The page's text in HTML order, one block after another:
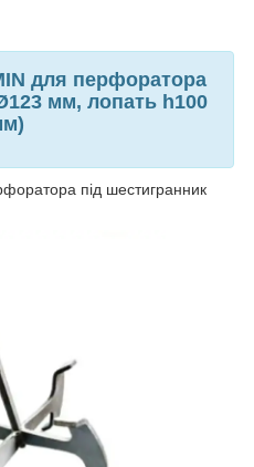
для перфоратора
мм, лопать h100
під шестигранник